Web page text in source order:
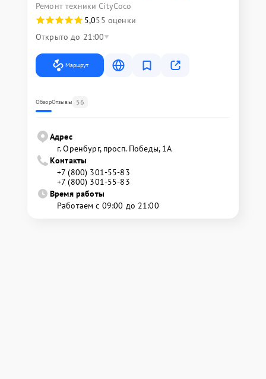
Ремонт техники CityCoco
5,055 оценки
Открыто до 21:00
Маршрут
ОбзорОтзывы 56
Адрес
г. Оренбург, просп. Победы, 1А
Контакты
+7 (800) 301-55-83
+7 (800) 301-55-83
Время работы
Работаем с 09:00 до 21:00